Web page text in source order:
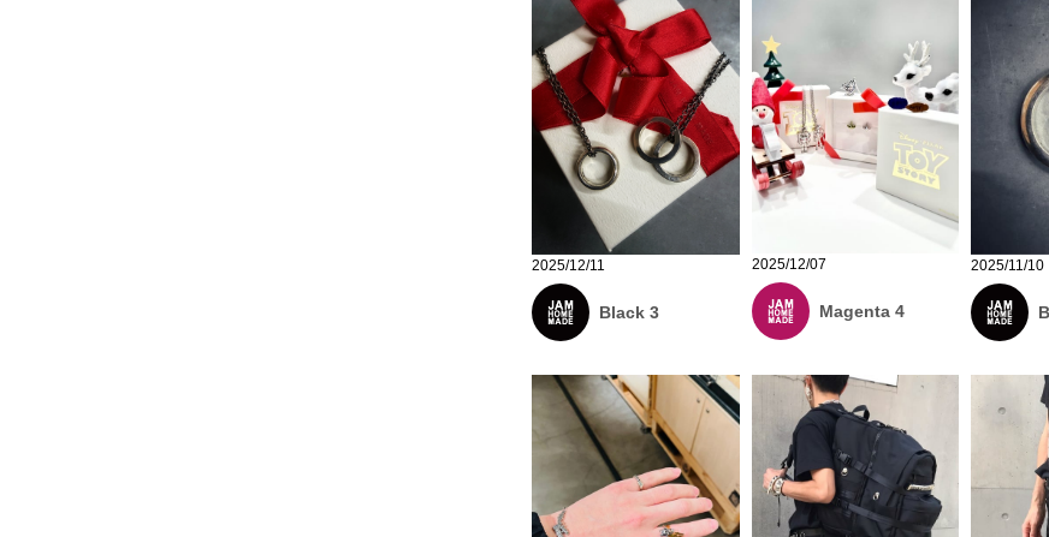
2025/12/11
Black 3
2025/12/07
Magenta 4
2025/11/10